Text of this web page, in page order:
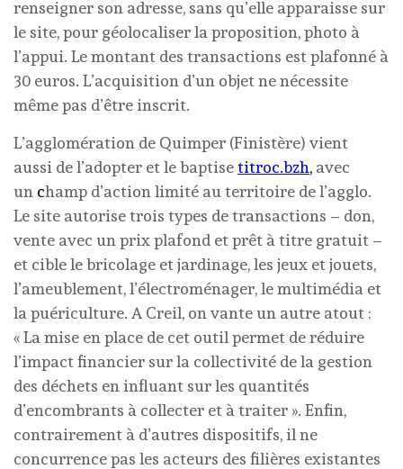
renseigner son adresse, sans qu’elle apparaisse sur
le site, pour géolocaliser la proposition, photo à
l’appui. Le montant des transactions est plafonné à
30 euros. L’acquisition d’un objet ne nécessite
même pas d’être inscrit.
L’agglomération de Quimper (Finistère) vient
aussi de l’adopter et le baptisetitroc.bzh, avec
un champ d’action limité au territoire de l’agglo.
Le site autorise trois types de transactions – don,
vente avec un prix plafond et prêt à titre gratuit –
et cible le bricolage et jardinage, les jeux et jouets,
l’ameublement, l’électroménager, le multimédia et
la puériculture. A Creil, on vante un autre atout :
« La mise en place de cet outil permet de réduire
l’impact financier sur la collectivité de la gestion
des déchets en influant sur les quantités
d’encombrants à collecter et à traiter ». Enfin,
contrairement à d’autres dispositifs, il ne
concurrence pas les acteurs des filières existantes